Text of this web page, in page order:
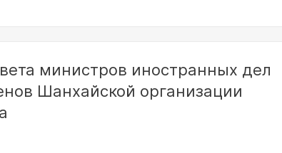
министров иностранных дел
Шанхайской организации